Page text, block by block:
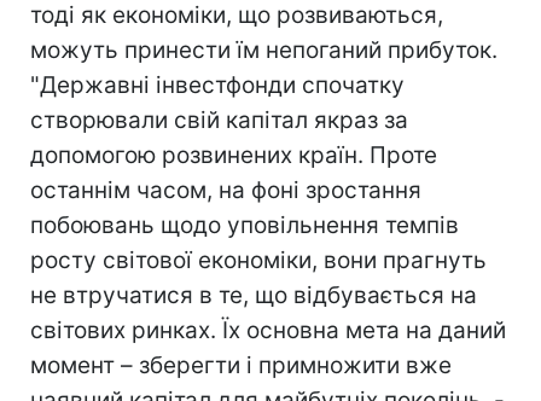
тоді як економіки, що розвиваються,
можуть принести їм непоганий прибуток.
"Державні інвестфонди спочатку
створювали свій капітал якраз за
допомогою розвинених країн. Проте
останнім часом, на фоні зростання
побоювань щодо уповільнення темпів
росту світової економіки, вони прагнуть
не втручатися в те, що відбувається на
світових ринках. Їх основна мета на даний
момент – зберегти і примножити вже